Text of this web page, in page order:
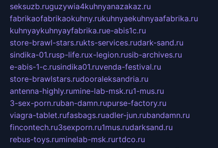
seksuzb.ruguzywia4kuhnyanazakaz.ru
fabrikaofabrikaokuhny.rukuhnyaekuhnyaafabrika.ru
kuhnyaykuhnyayfabrika.rue-abis1c.ru
store-brawl-stars.rukts-services.rudark-sand.ru
sindika-01.rusp-life.rux-legion.rusib-archives.ru
e-abis-1-c.rusindika01.ruvenda-festival.ru
store-brawlstars.rudooraleksandria.ru
antenna-highly.rumine-lab-msk.ru1-mus.ru
3-sex-porn.ruban-damn.rupurse-factory.ru
viagra-tablet.rufasbags.ruadler-jun.rubandamn.ru
fincontech.ru3sexporn.ru1mus.rudarksand.ru
rebus-toys.ruminelab-msk.rurtdco.ru